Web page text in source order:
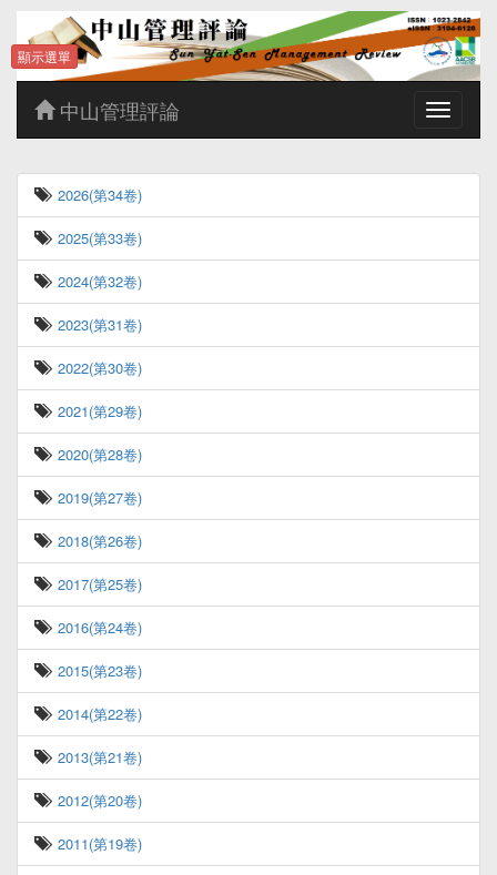
Toggle
中山管理評論
2026(第34卷)
2025(第33卷)
2024(第32卷)
2023(第31卷)
2022(第30卷)
2021(第29卷)
2020(第28卷)
2019(第27卷)
2018(第26卷)
2017(第25卷)
2016(第24卷)
2015(第23卷)
2014(第22卷)
2013(第21卷)
2012(第20卷)
2011(第19卷)
顯示選單